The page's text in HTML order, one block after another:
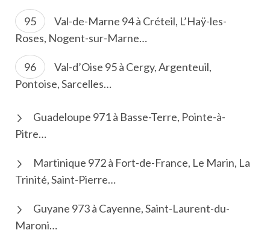
Val-de-Marne 94 à Créteil, L’Haÿ-les-
Roses, Nogent-sur-Marne…
Val-d’Oise 95 à Cergy, Argenteuil,
Pontoise, Sarcelles…
Guadeloupe 971 à Basse-Terre, Pointe-à-
Pitre…
Martinique 972 à Fort-de-France, Le Marin, La
Trinité, Saint-Pierre…
Guyane 973 à Cayenne, Saint-Laurent-du-
Maroni…